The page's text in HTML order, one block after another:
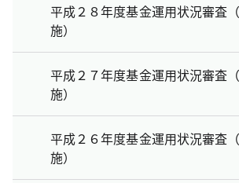
平成２８年度基金運用状況審査
施）
平成２７年度基金運用状況審査
施）
平成２６年度基金運用状況審査
施）